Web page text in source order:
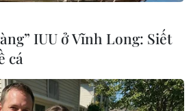
Hải trước ngày U23
IUU ở Vĩnh Long: Siết
cá